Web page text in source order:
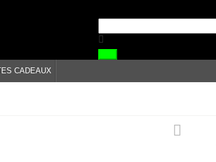
CADEAUX